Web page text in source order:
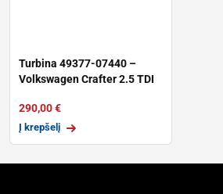
Turbina 49377-07440 –
Volkswagen Crafter 2.5 TDI
290,00€
Į krepšelį